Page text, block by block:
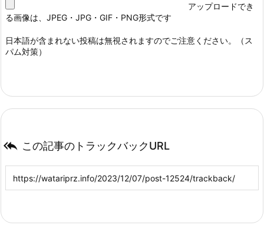
アップロードでき
る画像は、JPEG・JPG・GIF・PNG形式です
日本語が含まれない投稿は無視されますのでご注意ください。（ス
パム対策）
 この記事のトラックバックURL